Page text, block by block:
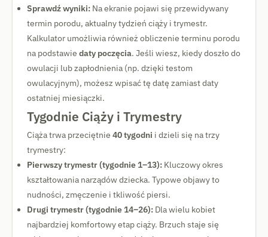
Sprawdź wyniki: Na ekranie pojawi się przewidywany
termin porodu, aktualny tydzień ciąży i trymestr.
Kalkulator umożliwia również obliczenie terminu porodu
na podstawie daty poczęcia. Jeśli wiesz, kiedy doszło do
owulacji lub zapłodnienia (np. dzięki testom
owulacyjnym), możesz wpisać tę datę zamiast daty
ostatniej miesiączki.
Tygodnie Ciąży i Trymestry
Ciąża trwa przeciętnie 40 tygodni i dzieli się na trzy
trymestry:
Pierwszy trymestr (tygodnie 1–13): Kluczowy okres
kształtowania narządów dziecka. Typowe objawy to
nudności, zmęczenie i tkliwość piersi.
Drugi trymestr (tygodnie 14–26): Dla wielu kobiet
najbardziej komfortowy etap ciąży. Brzuch staje się